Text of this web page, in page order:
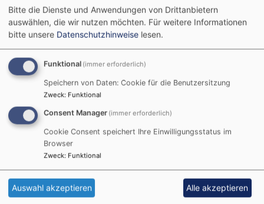
es in jedem Fall mit einem persönlichen
Segenszuspruch gestärkt.
Mini Terminkalender
Mi Sa
3
4
10
11 15
16
17
18 22
23
Bitte die Dienste und Anwendungen von Drittanbietern
auswählen, die wir nutzen möchten. Für weitere Informationen
bitte unsere Datenschutzhinweise lesen.
Funktional (immer erforderlich)
Speichern von Daten: Cookie für die Benutzersitzung
Zweck: Funktional
Consent Manager (immer erforderlich)
Cookie Consent speichert Ihre Einwilligungsstatus im
Browser
Zweck: Funktional
Auswahl akzeptieren Alle akzeptieren